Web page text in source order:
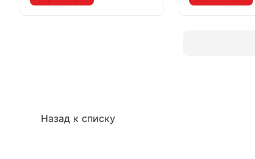
Назад к списку